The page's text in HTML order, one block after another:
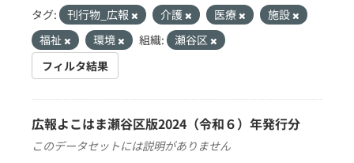
タグ: 刊行物_広報 介護 医療
施設
福祉
環境 組織:
瀬谷区
フィルタ結果
広報よこはま瀬谷区版2024（令和６）年発行分
このデータセットには説明がありません